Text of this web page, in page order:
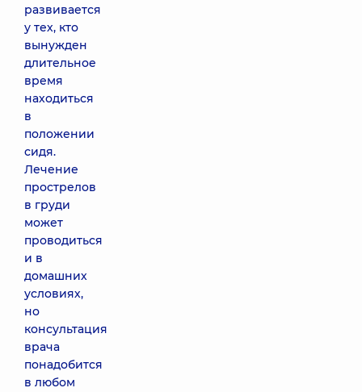
развивается
у тех, кто
вынужден
длительное
время
находиться
в
положении
сидя.
Лечение
прострелов
в груди
может
проводиться
и в
домашних
условиях,
но
консультация
врача
понадобится
в любом